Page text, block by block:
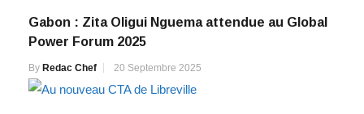
Gabon : Zita Oligui Nguema attendue au Global
Power Forum 2025
By Redac Chef 20 Septembre 2025